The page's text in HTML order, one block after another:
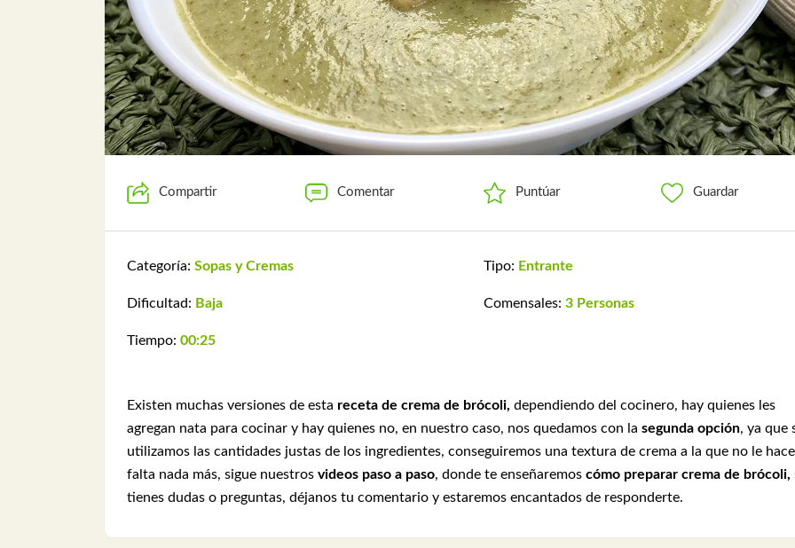
Compartir Comentar Puntúar Guardar
Categoría: Sopas y Cremas
Dificultad: Baja
Tiempo: 00:25
Tipo: Entrante
Comensales: 3 Personas
Existen muchas versiones de esta receta de crema de brócoli, dependiendo del cocinero, hay quienes les
agregan nata para cocinar y hay quienes no, en nuestro caso, nos quedamos con la segunda opción, ya que
utilizamos las cantidades justas de los ingredientes, conseguiremos una textura de crema a la que no le hace
falta nada más, sigue nuestros videos paso a paso, donde te enseñaremos cómo preparar crema de brócoli,
tienes dudas o preguntas, déjanos tu comentario y estaremos encantados de responderte.